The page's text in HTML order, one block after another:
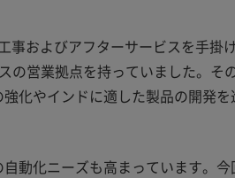
およびアフターサービスを手掛
営業拠点を持っていました。そ
化やインドに適した製品の開発
動化ニーズも高まっています。今